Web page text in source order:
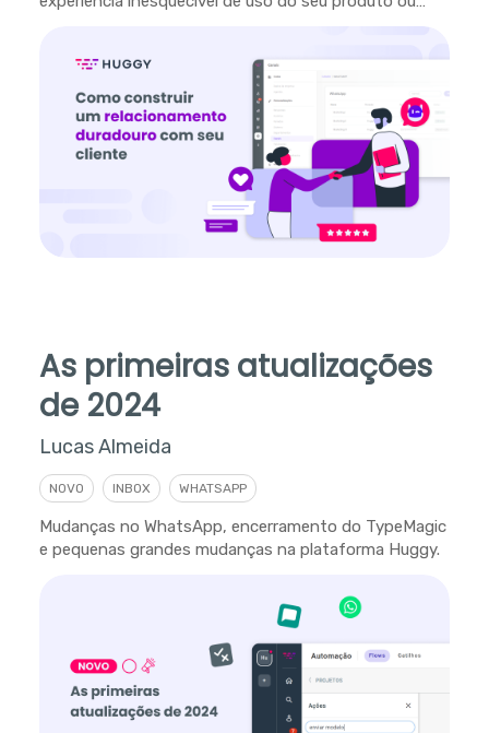
As primeiras atualizações
de 2024
Lucas Almeida
NOVO INBOX WHATSAPP
Mudanças no WhatsApp, encerramento do TypeMagic
e pequenas grandes mudanças na plataforma Huggy.